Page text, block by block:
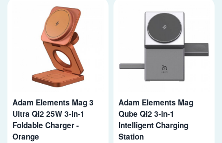
Adam Elements Mag 3
Ultra Qi2 25W 3-in-1
Foldable Charger -
Orange
Adam Elements Mag
Qube Qi2 3-in-1
Intelligent Charging
Station